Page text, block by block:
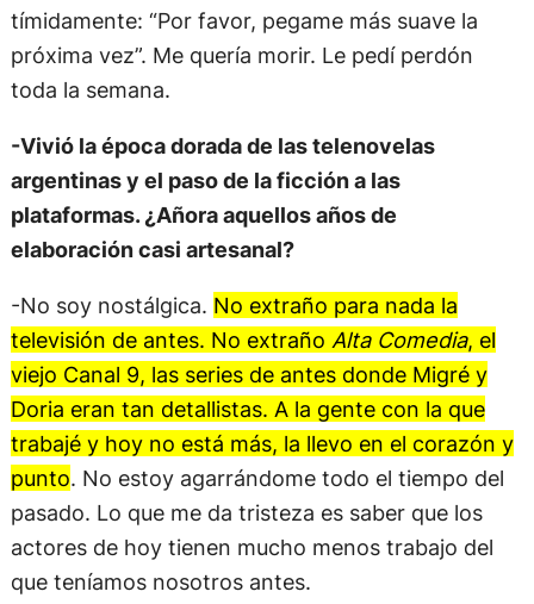
tímidamente: “Por favor, pegame más suave la
próxima vez”. Me quería morir. Le pedí perdón
toda la semana.
-Vivió la época dorada de las telenovelas
argentinas y el paso de la ficción a las
plataformas. ¿Añora aquellos años de
elaboración casi artesanal?
-No soy nostálgica. No extraño para nada la
televisión de antes. No extraño Alta Comedia, el
viejo Canal 9, las series de antes donde Migré y
Doria eran tan detallistas. A la gente con la que
trabajé y hoy no está más, la llevo en el corazón y
punto. No estoy agarrándome todo el tiempo del
pasado. Lo que me da tristeza es saber que los
actores de hoy tienen mucho menos trabajo del
que teníamos nosotros antes.